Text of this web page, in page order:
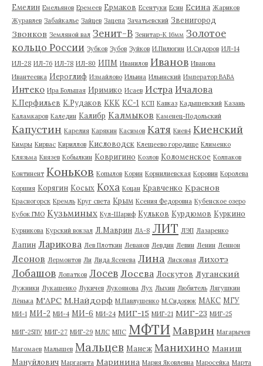
Емелин Емельянов Еремеев Ермаков Есентуки Есин Есина Жариков
Журавлев Забайкалье Зайцев Зацепа Зачатьевский Звенигород
Звонков Земляной вал Зенит-В Зенитар-К 16мм Золотое
кольцо России Зубков Зубов Зуйков И.Пилюгин И.Сидоров ИЛ-14
ИЛ-28 ИЛ-76 ИЛ-78 ИЛ-80 ИПМ Иванилов Иванов Иванова
Ивантеевка Иероглиф Измайлово Ильина Ильинский Император ВАВА
Интеко Ира Большая Иримико Исаев Истра Ичалова
К.Перфильев К.Рудаков ККК КС-1 КСП Кавказ Кадышевский Казань
Каламкаров Каледин Калибр Калмыков Каменец-Подольский
Капустин Карелия Карякин Касимов Катя Киев4 Киенский
Кимры Кирвас Кириллов Кисловодск Клещеево городище Клименко
Клязьма Князев Кобылкин Ковригино Козлов Коломенское Колпаков
Континент Коньков Копылов Корин Корнилиевская Коровин Королева
Коршия Корягин Косых Коха Коцан Кравченко Краснов
Красногорск Кремль Круг света Крым Ксения Федоровна Кубенское озеро
Кубок ГМО Кузьминых Кул-Шариф Кульков Курдюмов Куркино
Курникова Курский вокзал Л.Маврин ЛА-8 ЛИТ ЛЭП Лазаренко
Лапин Ларикова Лев Плоткин Леванов Левдин Левин Ленин Леннон
Леонов Лермонтов Ли Лида Ясенева Лина Лисковая Лихотэ
Лобашов Лопатков Лосев Лосева Лоскутов Луганский
Лужники Лукашенко Лукичев Лукоянова Лух Лыхин Любитель Лягушкин
Лёнька М'АРС М.Найдорф М.Павлушенко М.Сидорюк МАКС МГУ
МИ-1 МИ-2 МИ-4 МИ-6 МИ-24 МИГ-15 МИГ-21 МИГ-23 МИГ-25
МИГ-25ПУ МИГ-27 МИГ-29 МЛС МПС МФТИ Маврин Магарычев
Магомаев Малышев Мальцев Манеж Манихино Маниш
Мануйлович Маргарита Маринина Мария Яковлевна Маросейка Марта